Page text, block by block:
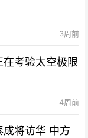
3周前
考验太空极限
4周前
将访华 中方